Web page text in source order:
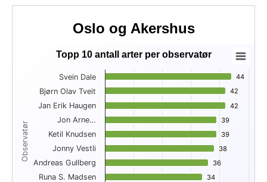
Oslo og Akershus
Topp 10 antall arter per observatør
Bar chart with 10 bars.
View as data table, Topp 10 antall arter per observatør
The chart has 1 X axis displaying Observatør.
The chart has 1 Y axis displaying . Data ranges from 28 to
Observatør
Topp 10 antall arter per observatør
44
44
42
42
42
42
39
39
39
39
38
38
36
36
34
34
Svein Dale
Bjørn Olav Tveit
Jan Erik Haugen
Jon Arne…
Ketil Knudsen
Jonny Vestli
Andreas Gullberg
Runa S. Madsen